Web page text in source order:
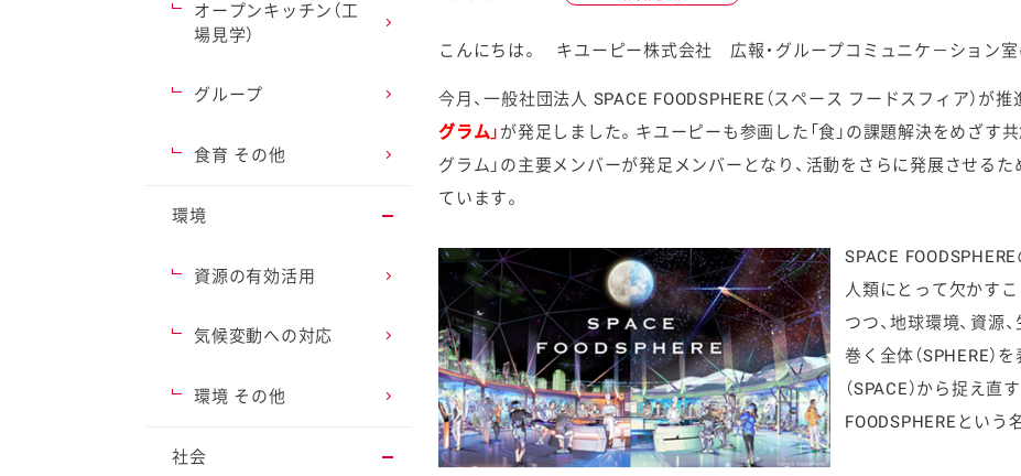
ファインケミカル
こんにちは。 キユーピー株式会社 広報・グループコミュニケ－ション室
今月、一般社団法人 SPACE FOODSPHERE（スペース フードスフィア）が推
グラム」 が発足しました。キユーピーも参画した「食」の課題解決をめざす
グラム」の主要メンバーが発足メンバーとなり、活動をさらに発展させるた
ています。
SPACE FOODSPHERE
人類にとって欠かすこ
つつ、地球環境、資源
巻く全体（SPHERE）
（SPACE）から捉え
FOODSPHEREという
オープンキッチン（工
場見学）
グループ
食育 その他
環境
資源の有効活用
気候変動への対応
環境 その他
社会